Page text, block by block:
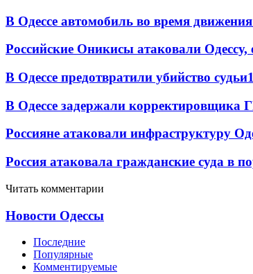
В Одессе автомобиль во время
Российские Оникисы атаковали Одессу,
В Одессе предотвратили убийство судьи
В Одессе задержали корректировщика
Россияне атаковали инфраструктуру
Россия атаковала гражданские суда в
Читать комментарии
Новости Одессы
Последние
Популярные
Комментируемые